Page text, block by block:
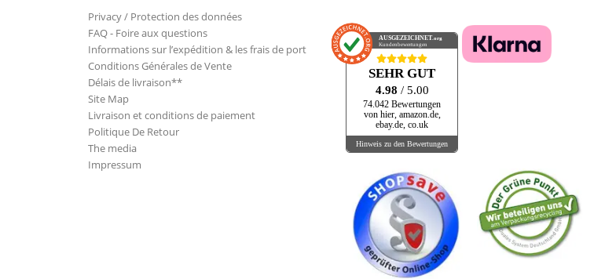
Privacy / Protection des données
FAQ - Foire aux questions
Informations sur l’expédition & les frais de port
Conditions Générales de Vente
Délais de livraison**
Site Map
Livraison et conditions de paiement
Politique De Retour
The media
Impressum
AUSGEZEICHNET.org
Kundenbewertungen
SEHR GUT
4.98 / 5.00
74.042 Bewertungen
von hier, amazon.de,
ebay.de, co.uk
Hinweis zu den Bewertungen